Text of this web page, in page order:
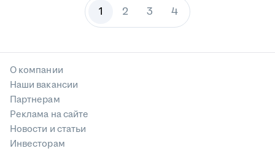
1 2 3 4
О компании
Наши вакансии
Партнерам
Реклама на сайте
Новости и статьи
Инвесторам